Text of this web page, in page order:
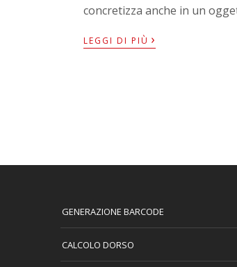
concretizza anche in un
LEGGI DI PIÙ ›
GENERAZIONE BARCODE
CALCOLO DORSO